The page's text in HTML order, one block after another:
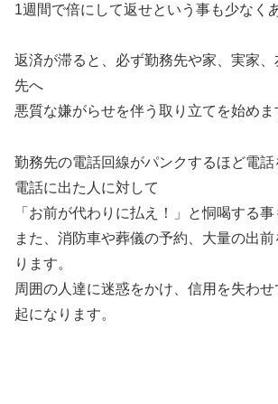
1週間で倍にして返せという事も少なく
返済が滞ると、必ず勤務先や家、実家
先へ
悪質な嫌がらせを伴う取り立てを始めま
勤務先の電話回線がパンクするほど電話
電話に出た人に対して
「お前が代わりに払え！」と恫喝する事
また、消防車や葬儀の予約、大量の出
ります。
周囲の人達に迷惑をかけ、信用を失わ
起になります。